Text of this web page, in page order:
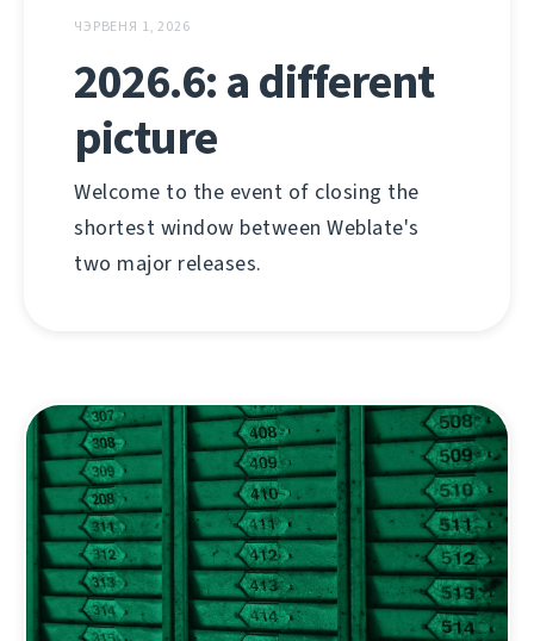
ЧЭРВЕНЯ 1, 2026
2026.6: a different
picture
Welcome to the event of closing the
shortest window between Weblate's
two major releases.